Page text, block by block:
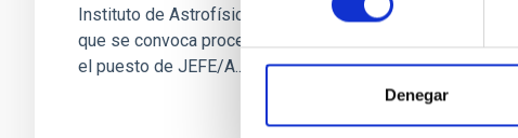
Denegar
Instituto de Astrofísica de Canarias (IAC) por la
que se convoca proceso selectivo para cubrir
el puesto de JEFE/A...